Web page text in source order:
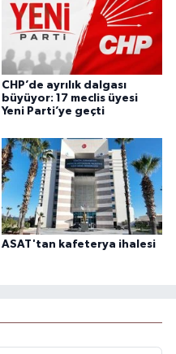
CHP’de ayrılık dalgası
büyüyor: 17 meclis üyesi
Yeni Parti’ye geçti
ASAT'tan kafeterya ihalesi